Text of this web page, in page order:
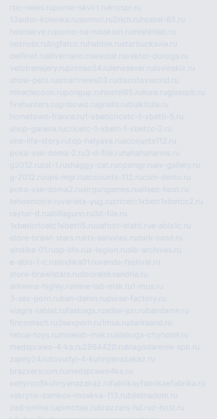
rbc-news.ruporno-skvirt.rukrospr.ru
13autor-kolonka.rusormol.ru2rich.ru hostel-65.ru
hostserve.ruporno-na-russkom.ru mishinlab.ru
neznobi.rubigfatcc.ru habble.rustarbucksvia.ru
delfinet.rusilvernano.ruelestal.ruvektor-doroga.ru
velotrenajery.rupronso54.ru lenasever.ru lovinskix.ru
show-pets.rusmartnews03.rudiscofoxworld.ru
miraclecoon.rupongup.ru hostel65.ru liura.ruglasspb.ru
firehunters.rugribowo.rugnalis.rubulkitula.ru
hometown-france.ru1-xbeticricetc-1-xbetti-5.ru
shop-garena.rucricetc-1-xbetr-1-xbetcc-2.ru
one-life-story.rutop-halyava.ruaccounts112.ru
poka-vse-doma-2.ru3-d-file.ru hahahaharms.ru
g2012.rutst-1.rushaggy-cat.ruopsmgr.ruev-gallery.ru
g-2012.ruops-mgr.ruaccounts-112.rucsm-demo.ru
poka-vse-doma2.ruairgungames.ruallseo-host.ru
tehosmotre.ruvarieta-yug.rucricetc1xbetr1xbetcc2.ru
raytor-d.ruatillagunn.ru3d-file.ru
1xbeticricetc1xbetti5.ruuafoot-statti.rue-abis1c.ru
store-brawl-stars.rukts-services.rudark-sand.ru
sindika-01.rusp-life.rux-legion.rusib-archives.ru
e-abis-1-c.rusindika01.ruvenda-festival.ru
store-brawlstars.rudooraleksandria.ru
antenna-highly.ru mine-lab-msk.ru1-mus.ru
3-sex-porn.ruban-damn.rupurse-factory.ru
viagra-tablet.rufasbags.ruadler-jun.rubandamn.ru
fincontech.ru3sexporn.ru1mus.rudarksand.ru
rebus-toys.ru minelab-msk.rualabuga-cityhotel.ru
medsprawo-4-ka.ru2864420.rublagodarenie-spb.ru
zajmy24.rutovudyi-4-kuhnyanazakaz.ru
brazzerscom.ru medsprawo4ka.ru
xehyroo5kuhnyanazakaz.rufabrikayfabrikaefabrika.ru
vskrytie-zamkov-moskva-113.rubiletnadom.ru
zed-online.rupimchax.rubrazzers-hd.ruz-host.ru